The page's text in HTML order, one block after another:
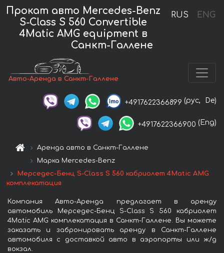
RUS ENG
Прокат авто Mercedes-Benz
S-Class S 560 Convertible
4Matic AMG equipment в
Санкт-Галлене
Авто-Аренда в Санкт-Галлене
+4917622366899 (рус, De)
+4917622366900 (Eng)
Аренда авто в Санкт-Галлене
Марка Mercedes-Benz
Мерседес-Бенц S-Class S 560 кабриолет 4Matic AMG
комплекатация
Компания Авто-Аренда предлагает в аренду
автомобиль Мерседес-Бенц S-Class S 560 кабриолет
4Matic AMG комплекатация в Санкт-Галлене. Вы можете
заказать и забронировать аренду в Санкт-Галлене
автомобиля с доставкой авто в аэропорты или ж/д
вокзал.